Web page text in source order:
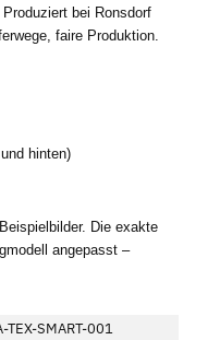
Produziert bei Ronsdorf
faire Produktion.
hinten)
Die exakte
angepasst –
TEX-SMART-001